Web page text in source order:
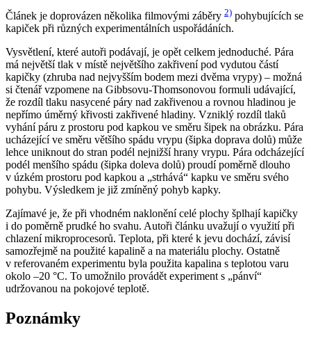
Článek je doprovázen několika filmovými záběry 2) pohybujících se
kapiček při různých experimentálních uspořádáních.
Vysvětlení, které autoři podávají, je opět celkem jednoduché. Pára
má největší tlak v místě největšího zakřivení pod vydutou částí
kapičky (zhruba nad nejvyšším bodem mezi dvěma vrypy) – možná
si čtenář vzpomene na Gibbsovu-Thomsonovou formuli udávající,
že rozdíl tlaku nasycené páry nad zakřivenou a rovnou hladinou je
nepřímo úměrný křivosti zakřivené hladiny. Vzniklý rozdíl tlaků
vyhání páru z prostoru pod kapkou ve směru šipek na obrázku. Pára
ucházející ve směru většího spádu vrypu (šipka doprava dolů) může
lehce uniknout do stran podél nejnižší hrany vrypu. Pára odcházející
podél menšího spádu (šipka doleva dolů) proudí poměrně dlouho
v úzkém prostoru pod kapkou a „strhává“ kapku ve směru svého
pohybu. Výsledkem je již zmíněný pohyb kapky.
Zajímavé je, že při vhodném naklonění celé plochy šplhají kapičky
i do poměrně prudké ho svahu. Autoři článku uvažují o využití při
chlazení mikroprocesorů. Teplota, při které k jevu dochází, závisí
samozřejmě na použité kapalině a na materiálu plochy. Ostatně
v referovaném experimentu byla použita kapalina s teplotou varu
okolo –20 °C. To umožnilo provádět experiment s „pánví“
udržovanou na pokojové teplotě.
Poznámky